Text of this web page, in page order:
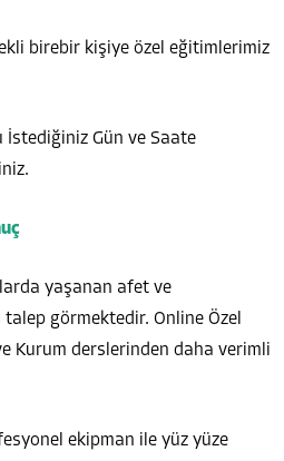
birebir kişiye özel eğitimlerimiz
Gün ve Saate
yaşanan afet ve
görmektedir. Online Özel
Kurum derslerinden daha verimli
ekipman ile yüz yüze